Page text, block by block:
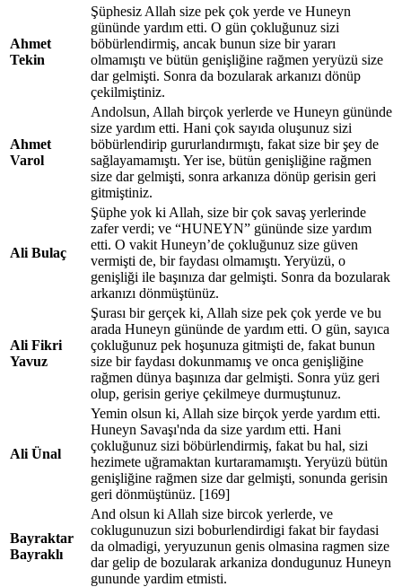
Ahmet
Tekin
Şüphesiz Allah size pek çok yerde ve Huneyn
gününde yardım etti. O gün çokluğunuz sizi
böbürlendirmiş, ancak bunun size bir yararı
olmamıştı ve bütün genişliğine rağmen yeryüzü size
dar gelmişti. Sonra da bozularak arkanızı dönüp
çekilmiştiniz.
Ahmet
Varol
Andolsun, Allah birçok yerlerde ve Huneyn gününde
size yardım etti. Hani çok sayıda oluşunuz sizi
böbürlendirip gururlandırmıştı, fakat size bir şey de
sağlayamamıştı. Yer ise, bütün genişliğine rağmen
size dar gelmişti, sonra arkanıza dönüp gerisin geri
gitmiştiniz.
Ali Bulaç
Şüphe yok ki Allah, size bir çok savaş yerlerinde
zafer verdi; ve “HUNEYN” gününde size yardım
etti. O vakit Huneyn’de çokluğunuz size güven
vermişti de, bir faydası olmamıştı. Yeryüzü, o
genişliği ile başınıza dar gelmişti. Sonra da bozularak
arkanızı dönmüştünüz.
Ali Fikri
Yavuz
Şurası bir gerçek ki, Allah size pek çok yerde ve bu
arada Huneyn gününde de yardım etti. O gün, sayıca
çokluğunuz pek hoşunuza gitmişti de, fakat bunun
size bir faydası dokunmamış ve onca genişliğine
rağmen dünya başınıza dar gelmişti. Sonra yüz geri
olup, gerisin geriye çekilmeye durmuştunuz.
Ali Ünal
Yemin olsun ki, Allah size birçok yerde yardım etti.
Huneyn Savaşı'nda da size yardım etti. Hani
çokluğunuz sizi böbürlendirmiş, fakat bu hal, sizi
hezimete uğramaktan kurtaramamıştı. Yeryüzü bütün
genişliğine rağmen size dar gelmişti, sonunda gerisin
geri dönmüştünüz. [169]
Bayraktar
Bayraklı
And olsun ki Allah size bircok yerlerde, ve
coklugunuzun sizi boburlendirdigi fakat bir faydasi
da olmadigi, yeryuzunun genis olmasina ragmen size
dar gelip de bozularak arkaniza dondugunuz Huneyn
gununde yardim etmisti.